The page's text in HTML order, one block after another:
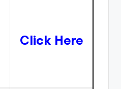
Click Here